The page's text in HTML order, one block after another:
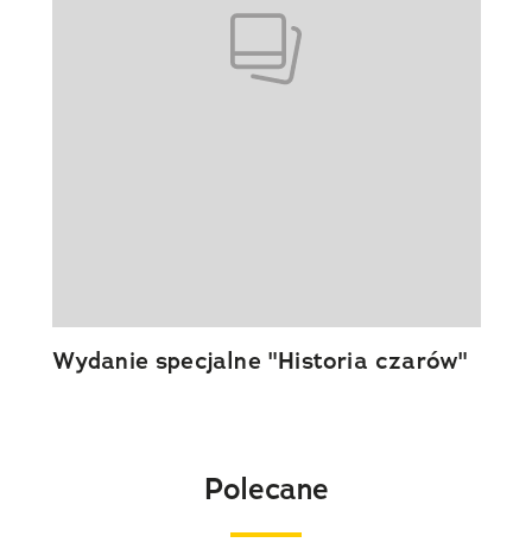
Wydanie specjalne "Historia czarów"
Polecane